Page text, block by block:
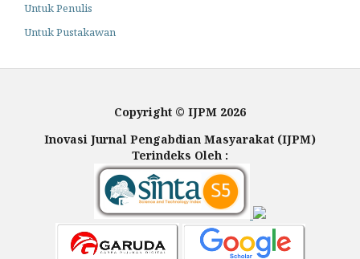
Untuk Penulis
Untuk Pustakawan
Copyright © IJPM 2026
Inovasi Jurnal Pengabdian Masyarakat (IJPM)
Terindeks Oleh :